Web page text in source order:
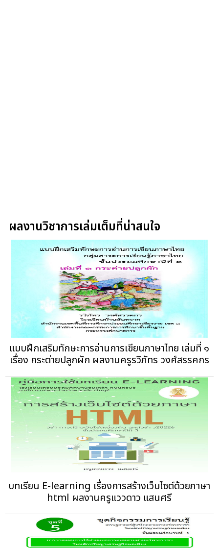
ผลงานวิชาการเล่มเต็มที่น่าสนใจ
แบบฝึกเสริมทักษะการอ่านการเขียนภาษาไทย เล่มที่ ๑
เรื่อง กระต่ายปลูกผัก ผลงานครูรวิภัทร วงศ์สรรคกร
บทเรียน E-learning เรื่องการสร้างเว็บไซต์ด้วยภาษา
html ผลงานครูแววดาว แสนศรี